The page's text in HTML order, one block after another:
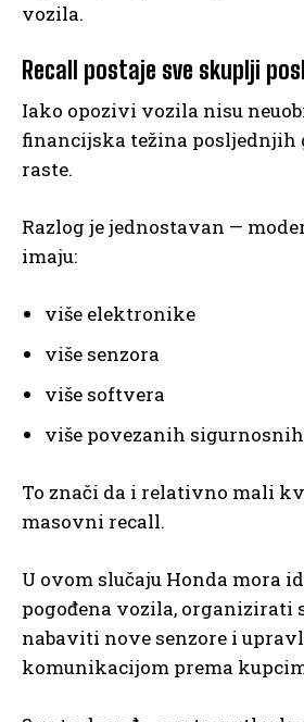
vozila.
Recall postaje sve skuplji
Iako opozivi vozila nisu
financijska težina posljednjih
raste.
Razlog je jednostavan —
imaju:
više elektronike
više senzora
više softvera
više povezanih
To znači da i relativno mali
masovni recall.
U ovom slučaju Honda mora
pogođena vozila, organizirati
nabaviti nove senzore i
komunikacijom prema